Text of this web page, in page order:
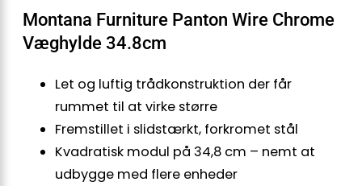
Montana Furniture Panton Wire Chrome
Væghylde 34.8cm
Let og luftig trådkonstruktion der får
rummet til at virke større
Fremstillet i slidstærkt, forkromet stål
Kvadratisk modul på 34,8 cm – nemt at
udbygge med flere enheder